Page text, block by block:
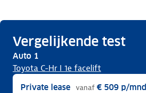
Vergelijkende test
Auto 1
Toyota C-Hr I 1e facelift
Private lease vanaf € 509 p/mnd